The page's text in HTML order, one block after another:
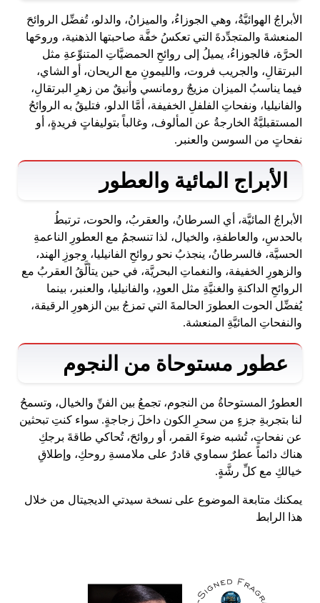
الأبراجُ الهوائيَّةُ، وهي الجوزاءُ، والميزانُ، والدلو، تُفضِّل الروائحَ
المنعشةَ والمتجدِّدةَ التي تعكسُ خفَّة صاحبتها الذهنية، وروحَها
الحرَّة، فالجوزاءُ، يميلُ إلى روائحِ الحمضيَّاتِ المتنوِّعةِ مثل
البرتقالِ، والجريب فروت، والليمونِ مع الريحان، أو الشاي،
فيما يناسبُ الميزان مزيجٌ رومانسي وأنيقٌ من زهرِ البرتقالِ،
والفانيليا، ونفحاتِ الفلفلِ الخفيفة، أمَّا الدلو، فتليقُ به الروائحُ
المستقبليَّةُ الخارجةُ عن المألوف، وغالباً بتوليفاتٍ فريدةٍ، أو
نفحاتٍ من السوسن والعنبر.
الأبراج المائية والعطور
الأبراجُ المائيَّة، أي السرطانُ، والعقربُ، والحوت، ترتبطُ
بالحدسِ، والعاطفةِ، والخيال، لذا تنسجمُ مع العطورِ الناعمةِ
الحسيَّة، فالسرطانُ، ينجذبُ نحو روائحِ الفانيليا، وجوزِ الهند،
والزهورِ الخفيفة، والنغماتِ البحريَّة، في حين يتألَّقُ العقربُ مع
الروائحِ الداكنةِ والغنيَّةِ مثل العودِ، والفانيليا، والعنبر، بينما
يُفضِّل الحوت العطورَ الحالمةَ التي تمزجُ بين الزهورِ الرقيقة،
والنفحاتِ المائيَّةِ المنعشة.
عطور مستوحاة من النجوم
العطورُ المستوحاةُ من النجوم، تجمعُ بين الفنِّ والخيال، وتسمحُ
لنا بتجربةِ جزءٍ من سحرِ الكون داخلَ زجاجةٍ. سواء كنتِ تبحثين
عن نفحاتٍ، تُشبه ضوءَ القمر، أو روائحَ، تُحاكي طاقةَ برجكِ
هناك دائماً عطرٌ سماوي قادرٌ على ملامسةِ روحكِ، وإطلاقِ
خيالكِ مع كلِّ رشَّةٍ.
يمكنك متابعة الموضوع على نسخة سيدتي الديجيتال من خلال
هذا الرابط